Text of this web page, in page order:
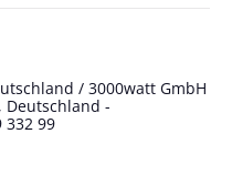
/ 3000watt GmbH
Deutschland -
332 99